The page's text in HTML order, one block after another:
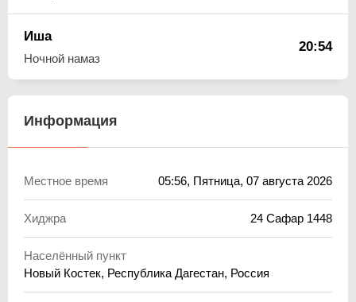
Иша
Ночной намаз
20:54
Информация
Местное время 05:56, Пятница, 07 августа 2026
Хиджра 24 Сафар 1448
Населённый пункт
Новый Костек, Республика Дагестан, Россия